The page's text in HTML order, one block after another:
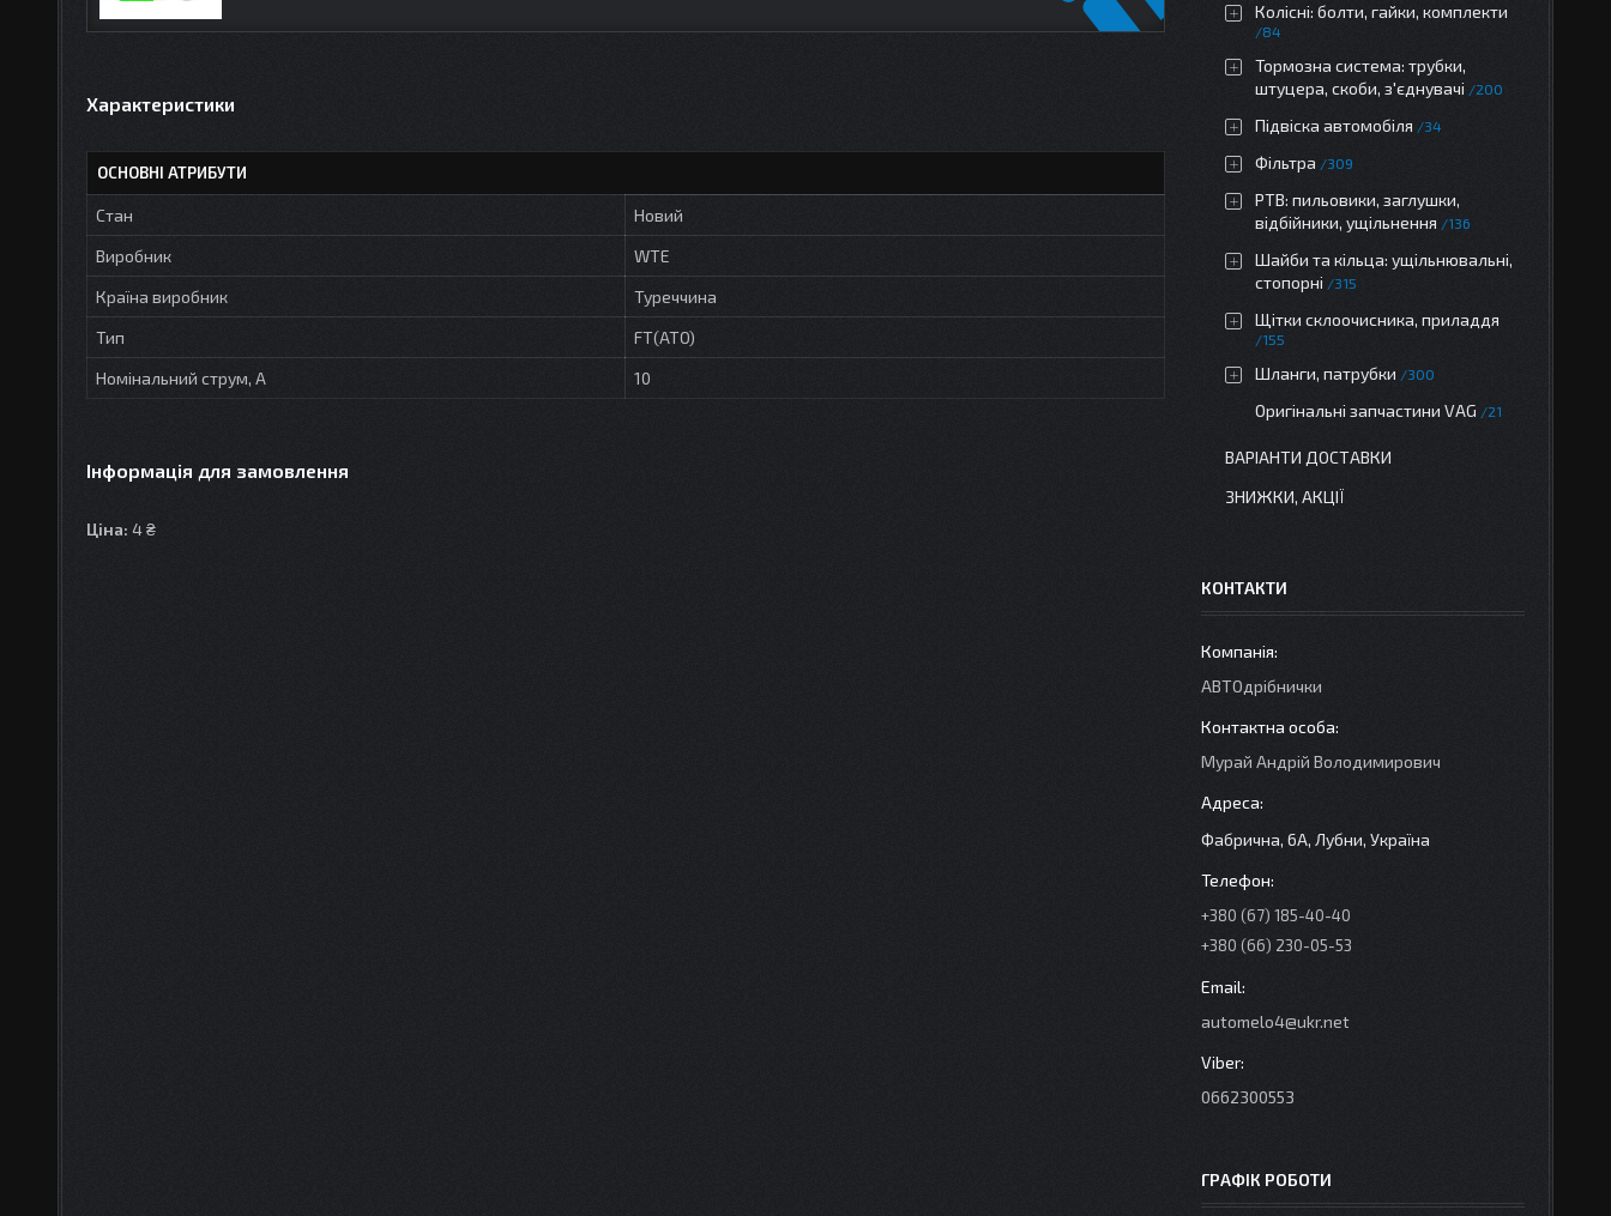
Характеристики
ОСНОВНІ АТРИБУТИ
Стан
Новий
Виробник
WTE
Країна виробник
Туреччина
Тип
FT(ATO)
Номінальний струм, А
10
Інформація для замовлення
Ціна: 4 ₴
Колісні: болти, гайки, комплекти
84
Тормозна система: трубки,
штуцера, скоби, з'єднувачі
200
Підвіска автомобіля 34
Фільтра 309
РТВ: пильовики, заглушки,
відбійники, ущільнення
136
Шайби та кільца: ущільнювальні,
стопорні
315
Щітки склоочисника, приладдя
155
Шланги, патрубки 300
Оригінальні запчастини VAG 21
ВАРІАНТИ ДОСТАВКИ
ЗНИЖКИ, АКЦІЇ
КОНТАКТИ
АВТОдрібнички
Мурай Андрій Володимирович
Фабрична, 6А, Лубни, Україна
+380 (67) 185-40-40
+380 (66) 230-05-53
automelo4@ukr.net
0662300553
ГРАФІК РОБОТИ